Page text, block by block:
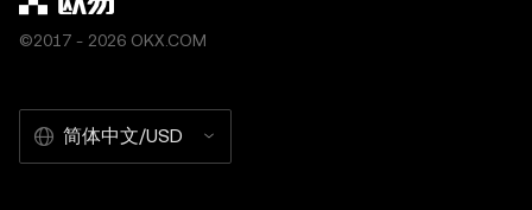
©2017 - 2026 OKX.COM
简体中文/USD